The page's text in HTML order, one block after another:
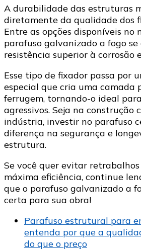
A durabilidade das estruturas
diretamente da qualidade dos
Entre as opções disponíveis no
parafuso galvanizado a fogo
resistência superior à corrosão
Esse tipo de fixador passa por
especial que cria uma camada
ferrugem, tornando-o ideal
agressivos. Seja na construção
indústria, investir no parafuso
diferença na segurança e
estrutura.
Se você quer evitar
máxima eficiência, continue
que o parafuso galvanizado a
certa para sua obra!
Parafuso estrutural para
entenda por que a
do que o preço